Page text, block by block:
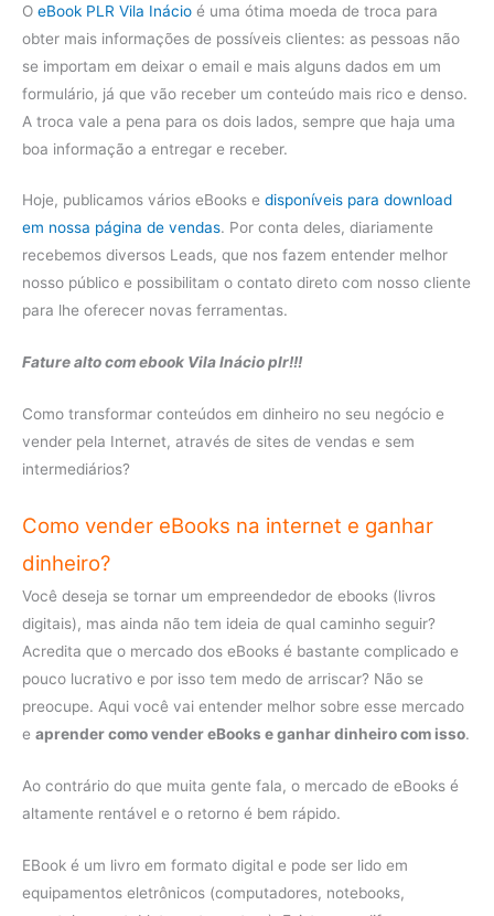
O eBook PLR Vila Inácio é uma ótima moeda de troca para
obter mais informações de possíveis clientes: as pessoas não
se importam em deixar o email e mais alguns dados em um
formulário, já que vão receber um conteúdo mais rico e denso.
A troca vale a pena para os dois lados, sempre que haja uma
boa informação a entregar e receber.
Hoje, publicamos vários eBooks e disponíveis para download
em nossa página de vendas. Por conta deles, diariamente
recebemos diversos Leads, que nos fazem entender melhor
nosso público e possibilitam o contato direto com nosso cliente
para lhe oferecer novas ferramentas.
Fature alto com ebook Vila Inácio plr!!!
Como transformar conteúdos em dinheiro no seu negócio e
vender pela Internet, através de sites de vendas e sem
intermediários?
Como vender eBooks na internet e ganhar
dinheiro?
Você deseja se tornar um empreendedor de ebooks (livros
digitais), mas ainda não tem ideia de qual caminho seguir?
Acredita que o mercado dos eBooks é bastante complicado e
pouco lucrativo e por isso tem medo de arriscar? Não se
preocupe. Aqui você vai entender melhor sobre esse mercado
e aprender como vender eBooks e ganhar dinheiro com isso.
Ao contrário do que muita gente fala, o mercado de eBooks é
altamente rentável e o retorno é bem rápido.
EBook é um livro em formato digital e pode ser lido em
equipamentos eletrônicos (computadores, notebooks,